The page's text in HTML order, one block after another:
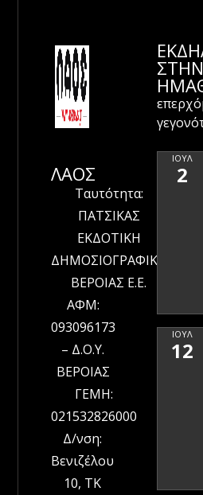
ΛΑΟΣ
Ταυτότητα:
ΠΑΤΣΙΚΑΣ
ΕΚΔΟΤΙΚΗ
ΔΗΜΟΣΙΟΓΡΑΦΙΚΗ
ΒΕΡΟΙΑΣ Ε.Ε.
ΑΦΜ:
093096173
– Δ.Ο.Υ.
ΒΕΡΟΙΑΣ
ΓΕΜΗ:
021532826000
Δ/νση:
Βενιζέλου
10, ΤΚ
ΣΤΗΝ
ΙΟΎΛ
2
ΙΟΎΛ
12